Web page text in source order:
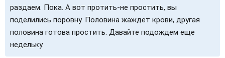
раздаем. Пока. А вот протить-не простить, вы
поделились поровну. Половина жаждет крови, другая
половина готова простить. Давайте подождем еще
недельку.